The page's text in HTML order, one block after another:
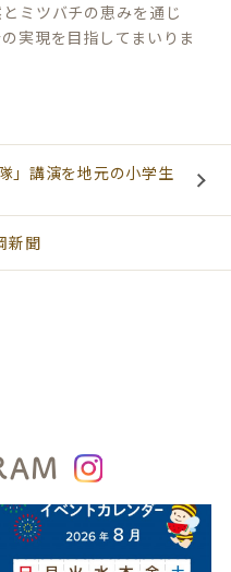
ミツバチの恵みを通じ
実現を目指してまいりま
」講演を地元の小学生
新聞